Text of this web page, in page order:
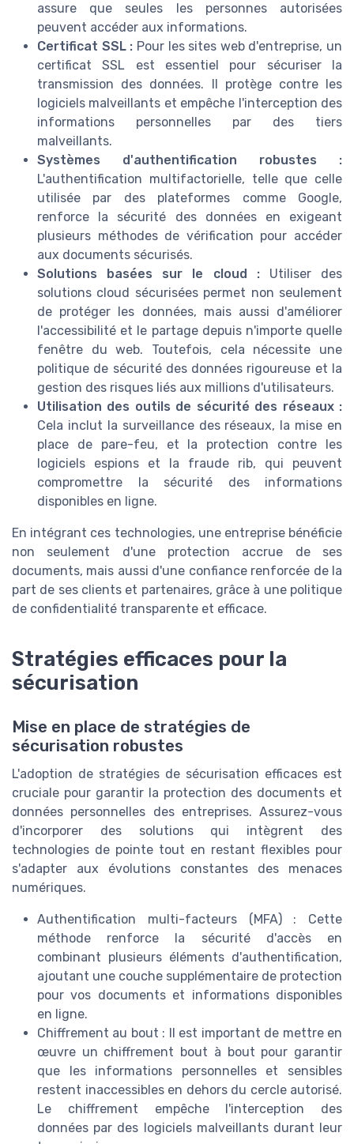
assure que seules les personnes autorisées
peuvent accéder aux informations.
Certificat SSL : Pour les sites web d'entreprise, un
certificat SSL est essentiel pour sécuriser la
transmission des données. Il protège contre les
logiciels malveillants et empêche l'interception des
informations personnelles par des tiers
malveillants.
Systèmes d'authentification robustes :
L'authentification multifactorielle, telle que celle
utilisée par des plateformes comme Google,
renforce la sécurité des données en exigeant
plusieurs méthodes de vérification pour accéder
aux documents sécurisés.
Solutions basées sur le cloud :Utiliser des
solutions cloud sécurisées permet non seulement
de protéger les données, mais aussi d'améliorer
l'accessibilité et le partage depuis n'importe quelle
fenêtre du web. Toutefois, cela nécessite une
politique de sécurité des données rigoureuse et la
gestion des risques liés aux millions d'utilisateurs.
Utilisation des outils de sécurité des réseaux :
Cela inclut la surveillance des réseaux, la mise en
place de pare-feu, et la protection contre les
logiciels espions et la fraude rib, qui peuvent
compromettre la sécurité des informations
disponibles en ligne.
En intégrant ces technologies, une entreprise bénéficie
non seulement d'une protection accrue de ses
documents, mais aussi d'une confiance renforcée de la
part de ses clients et partenaires, grâce à une politique
de confidentialité transparente et efficace.
Stratégies efficaces pour la
sécurisation
Mise en place de stratégies de
sécurisation robustes
L'adoption de stratégies de sécurisation efficaces est
cruciale pour garantir la protection des documents et
données personnelles des entreprises. Assurez-vous
d'incorporer des solutions qui intègrent des
technologies de pointe tout en restant flexibles pour
s'adapter aux évolutions constantes des menaces
numériques.
Authentification multi-facteurs (MFA) : Cette
méthode renforce la sécurité d'accès en
combinant plusieurs éléments d'authentification,
ajoutant une couche supplémentaire de protection
pour vos documents et informations disponibles
en ligne.
Chiffrement au bout : Il est important de mettre en
œuvre un chiffrement bout à bout pour garantir
que les informations personnelles et sensibles
restent inaccessibles en dehors du cercle autorisé.
Le chiffrement empêche l'interception des
données par des logiciels malveillants durant leur